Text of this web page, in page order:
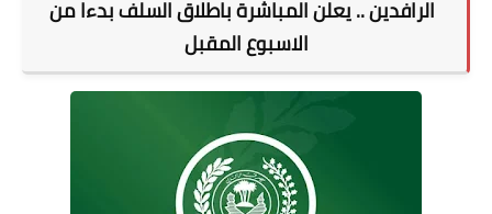
الرافدين .. يعلن المباشرة باطلاق السلف بدءا من
الاسبوع المقبل